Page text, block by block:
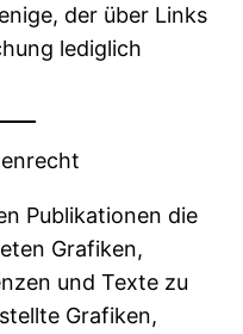
der über Links
lediglich
Publikationen die
Grafiken,
und Texte zu
Grafiken,